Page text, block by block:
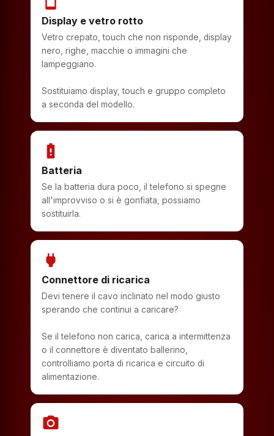
Display e vetro rotto
Vetro crepato, touch che non risponde, display
nero, righe, macchie o immagini che
lampeggiano.
Sostituiamo display, touch e gruppo completo
a seconda del modello.
battery_alert
Batteria
Se la batteria dura poco, il telefono si spegne
all'improvviso o si è gonfiata, possiamo
sostituirla.
power
Connettore di ricarica
Devi tenere il cavo inclinato nel modo giusto
sperando che continui a caricare?
Se il telefono non carica, carica a intermittenza
o il connettore è diventato ballerino,
controlliamo porta di ricarica e circuito di
alimentazione.
photo_camera